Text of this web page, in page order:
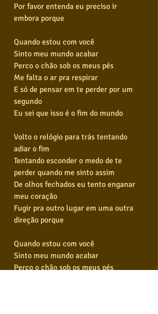
Por favor entenda eu preciso ir
embora porque
Quando estou com você
Sinto meu mundo acabar
Perco o chão sob os meus pés
Me falta o ar pra respirar
E só de pensar em te perder por um
segundo
Eu sei que isso é o fim do mundo
Volto o relógio para trás tentando
adiar o fim
Tentando esconder o medo de te
perder quando me sinto assim
De olhos fechados eu tento enganar
meu coração
Fugir pra outro lugar em uma outra
direção porque
Quando estou com você
Sinto meu mundo acabar
Perco o chão sob os meus pés